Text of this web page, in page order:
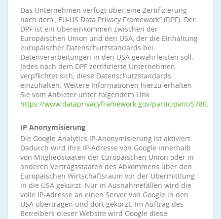
Das Unternehmen verfügt über eine Zertifizierung
nach dem „EU-US Data Privacy Framework“ (DPF). Der
DPF ist ein Übereinkommen zwischen der
Europäischen Union und den USA, der die Einhaltung
europäischer Datenschutzstandards bei
Datenverarbeitungen in den USA gewährleisten soll.
Jedes nach dem DPF zertifizierte Unternehmen
verpflichtet sich, diese Datenschutzstandards
einzuhalten. Weitere Informationen hierzu erhalten
Sie vom Anbieter unter folgendem Link:
https://www.dataprivacyframework.gov/participant/5780.
IP Anonymisierung
Die Google Analytics IP-Anonymisierung ist aktiviert.
Dadurch wird Ihre IP-Adresse von Google innerhalb
von Mitgliedstaaten der Europäischen Union oder in
anderen Vertragsstaaten des Abkommens über den
Europäischen Wirtschaftsraum vor der Übermittlung
in die USA gekürzt. Nur in Ausnahmefällen wird die
volle IP-Adresse an einen Server von Google in den
USA übertragen und dort gekürzt. Im Auftrag des
Betreibers dieser Website wird Google diese